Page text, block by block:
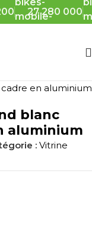
27 280 000
en aluminium
blanc
aluminium
: Vitrine